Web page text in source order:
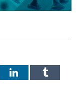
LinkedInTumblr